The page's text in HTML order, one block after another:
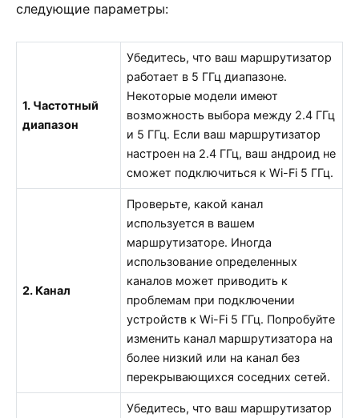
следующие параметры:
1. Частотный
диапазон
Убедитесь, что ваш маршрутизатор
работает в 5 ГГц диапазоне.
Некоторые модели имеют
возможность выбора между 2.4 ГГц
и 5 ГГц. Если ваш маршрутизатор
настроен на 2.4 ГГц, ваш андроид не
сможет подключиться к Wi-Fi 5 ГГц.
2. Канал
Проверьте, какой канал
используется в вашем
маршрутизаторе. Иногда
использование определенных
каналов может приводить к
проблемам при подключении
устройств к Wi-Fi 5 ГГц. Попробуйте
изменить канал маршрутизатора на
более низкий или на канал без
перекрывающихся соседних сетей.
Убедитесь, что ваш маршрутизатор